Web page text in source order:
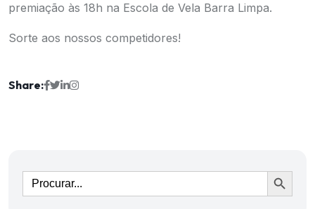
premiação às 18h na Escola de Vela Barra Limpa.
Sorte aos nossos competidores!
Share:
Ir